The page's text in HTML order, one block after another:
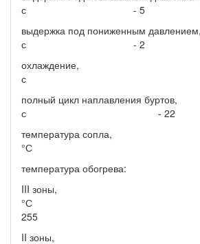
с - 5
выдержка под пониженным давлением,
с - 2
охлаждение,
с -
полный цикл наплавления буртов,
с - 22
температура сопла,
°С -
температура обогрева:
III зоны,
°С
255
II зоны,